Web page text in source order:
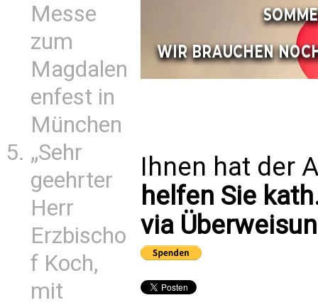
Messe
zum
Magdalen
enfest in
München
„Sehr
geehrter
Herr
Erzbischo
f Koch,
mit
Ihnen hat der
helfen Sie
via